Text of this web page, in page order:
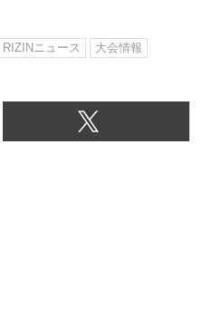
RIZINニュース
大会情報